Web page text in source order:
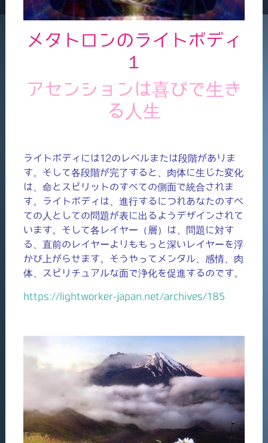
メタトロンのライトボディ
１
アセンションは喜びで生き
る人生
ライトボディには12のレベルまたは段階がありま
す。そして各段階が完了すると、肉体に生じた変化
は、命とスピリットのすべての側面で統合されま
す。ライトボディは、進行するにつれあなたのすべ
ての人としての問題が表に出るようデザインされて
います。そして各レイヤー（層）は、問題に対す
る、直前のレイヤーよりももっと深いレイヤーを浮
かび上がらせます。そうやってメンタル、感情、肉
体、スピリチュアルな面で浄化を促進するのです。
https://lightworker-japan.net/archives/185